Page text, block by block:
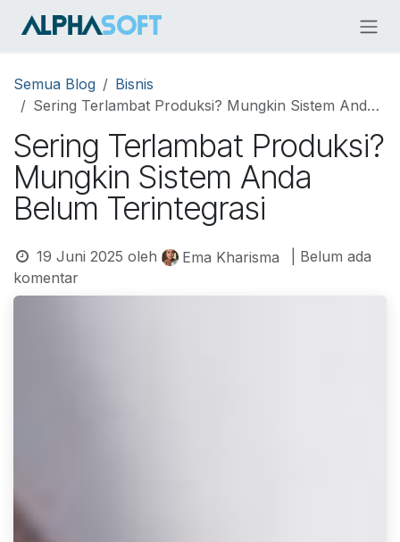
Semua Blog
Bisnis
Sering Terlambat Produksi? Mungkin Sistem Anda Belum Terintegrasi
Sering Terlambat Produksi?
Mungkin Sistem Anda
Belum Terintegrasi
19 Juni 2025 oleh Ema Kharisma
| Belum ada
komentar